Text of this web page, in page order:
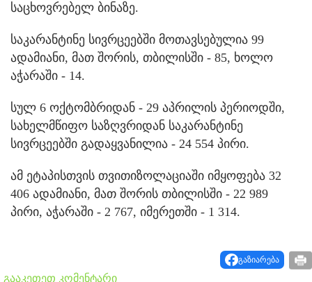
საცხოვრებელ ბინაზე.
საკარანტინე სივრცეებში მოთავსებულია 99
ადამიანი, მათ შორის, თბილისში - 85, ხოლო
აჭარაში - 14.
სულ 6 ოქტომბრიდან - 29 აპრილის პერიოდში,
სახელმწიფო საზღვრიდან საკარანტინე
სივრცეებში გადაყვანილია - 24 554 პირი.
ამ ეტაპისთვის თვითიზოლაციაში იმყოფება 32
406 ადამიანი, მათ შორის თბილისში - 22 989
პირი, აჭარაში - 2 767, იმერეთში - 1 314.
გაზიარება
გააკეთეთ კომენტარი